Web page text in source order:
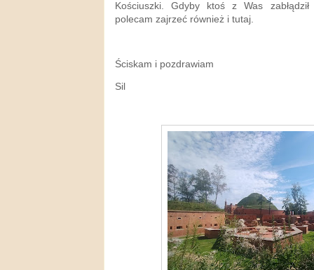
Kościuszki. Gdyby ktoś z Was
polecam zajrzeć również i tutaj.
Ściskam i pozdrawiam
Sil